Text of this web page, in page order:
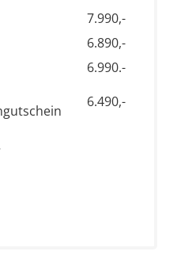
7.990,-
6.890,-
6.990.-
6.490,-